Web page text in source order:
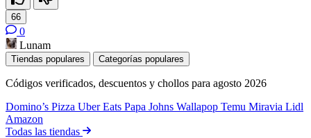
66
0
Lunam
Tiendas populares Categorías populares
Códigos verificados, descuentos y chollos para agosto 2026
Domino’s Pizza Uber Eats Papa Johns Wallapop Temu Miravia Lidl
Amazon
Todas las tiendas